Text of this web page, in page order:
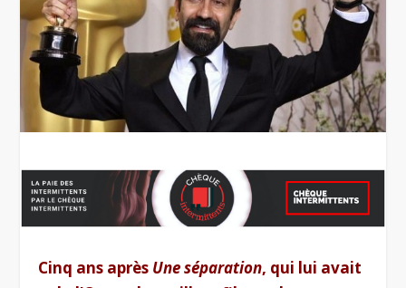
Cinq ans après Une séparation, qui lui avait